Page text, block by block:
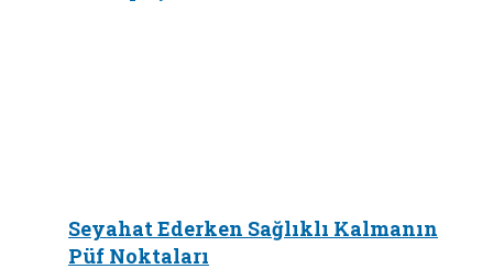
Seyahat Ederken Sağlıklı Kalmanın
Püf Noktaları